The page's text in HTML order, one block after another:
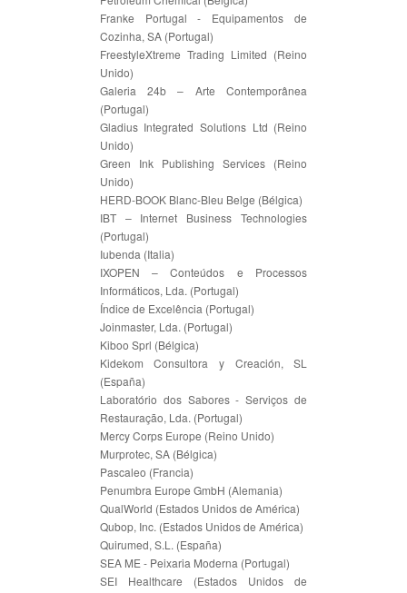
Franke Portugal - Equipamentos de
Cozinha, SA (Portugal)
FreestyleXtreme Trading Limited (Reino
Unido)
Galeria 24b – Arte Contemporânea
(Portugal)
Gladius Integrated Solutions Ltd (Reino
Unido)
Green Ink Publishing Services (Reino
Unido)
HERD-BOOK Blanc-Bleu Belge (Bélgica)
IBT – Internet Business Technologies
(Portugal)
Iubenda (Italia)
IXOPEN – Conteúdos e Processos
Informáticos, Lda. (Portugal)
Índice de Excelência (Portugal)
Joinmaster, Lda. (Portugal)
Kiboo Sprl (Bélgica)
Kidekom Consultora y Creación, SL
(España)
Laboratório dos Sabores - Serviços de
Restauração, Lda. (Portugal)
Mercy Corps Europe (Reino Unido)
Murprotec, SA (Bélgica)
Pascaleo (Francia)
Penumbra Europe GmbH (Alemania)
QualWorld (Estados Unidos de América)
Qubop, Inc. (Estados Unidos de América)
Quirumed, S.L. (España)
SEA ME - Peixaria Moderna (Portugal)
SEI Healthcare (Estados Unidos de